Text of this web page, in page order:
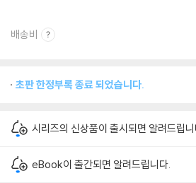
배송비
초판 한정부록 종료 되었습니다.
시리즈의 신상품이 출시되면 알려드립니
eBook이 출간되면 알려드립니다.